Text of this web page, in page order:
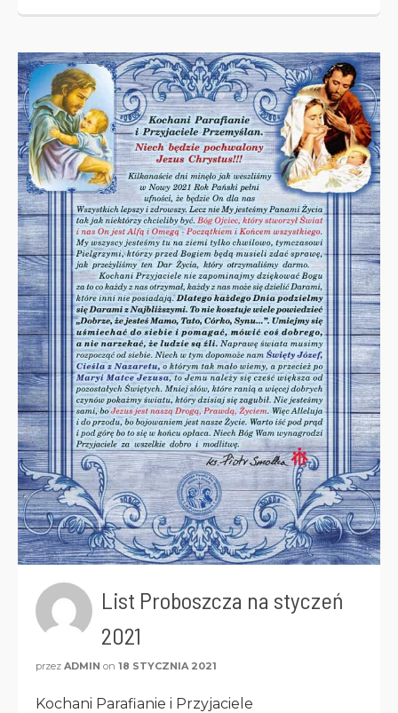
List Proboszcza na styczeń
2021
przez ADMIN on 18 STYCZNIA 2021
Kochani Parafianie i Przyjaciele